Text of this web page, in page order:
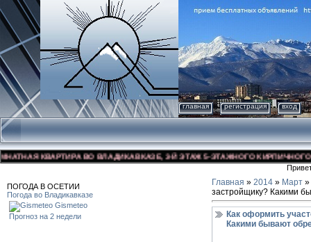
главная регистрация вход
ВО ВЛАДИКАВКАЗЕ, 3-Й ЭТАЖ 5-ЭТАЖНОГО КИРПИЧНОГО ДОМА,
ПОГОДА В ОСЕТИИ
Погода во Владикавказе
Gismeteo
Прогноз на 2 недели
Главная » 2014 » Март »
застройщику? Какими
Как оформить
Какими бывают